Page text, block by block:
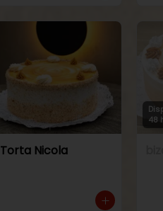
Torta Nicola
48